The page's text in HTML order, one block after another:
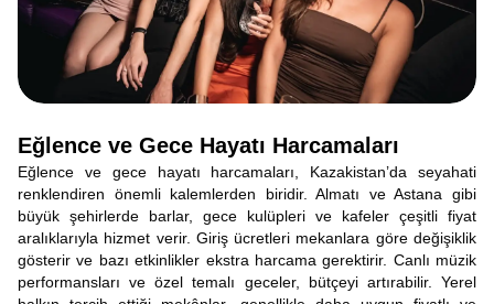
Eğlence ve Gece Hayatı Harcamaları
Eğlence ve gece hayatı harcamaları, Kazakistan’da seyahati
renklendiren önemli kalemlerden biridir. Almatı ve Astana gibi
büyük şehirlerde barlar, gece kulüpleri ve kafeler çeşitli fiyat
aralıklarıyla hizmet verir. Giriş ücretleri mekanlara göre değişiklik
gösterir ve bazı etkinlikler ekstra harcama gerektirir. Canlı müzik
performansları ve özel temalı geceler, bütçeyi artırabilir. Yerel